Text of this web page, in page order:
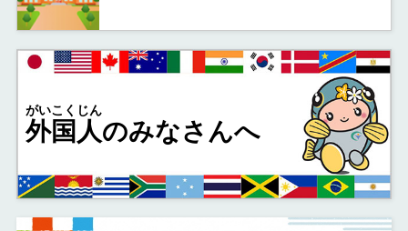
外国人
がいこくじん
のみなさんへ